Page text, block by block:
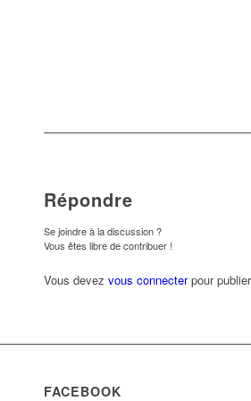
Répondre
Se joindre à la discussion ?
Vous êtes libre de contribuer !
Vous devez vous connecterpour
FACEBOOK